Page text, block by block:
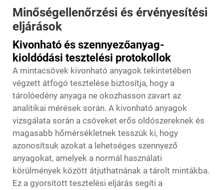
Minőségellenőrzési és érvényesítési
eljárások
Kivonható és szennyezőanyag-
kioldódási tesztelési protokollok
A mintacsövek kivonható anyagok tekintetében
végzett átfogó tesztelése biztosítja, hogy a
tárolóedény anyaga ne okozhasson zavart az
analitikai mérések során. A kivonható anyagok
vizsgálata során a csöveket erős oldószereknek és
magasabb hőmérsékletnek tesszük ki, hogy
azonosítsuk azokat a lehetséges szennyező
anyagokat, amelyek a normál használati
körülmények között átjuthatnának a tárolt mintákba.
Ez a gyorsított tesztelési eljárás segíti a